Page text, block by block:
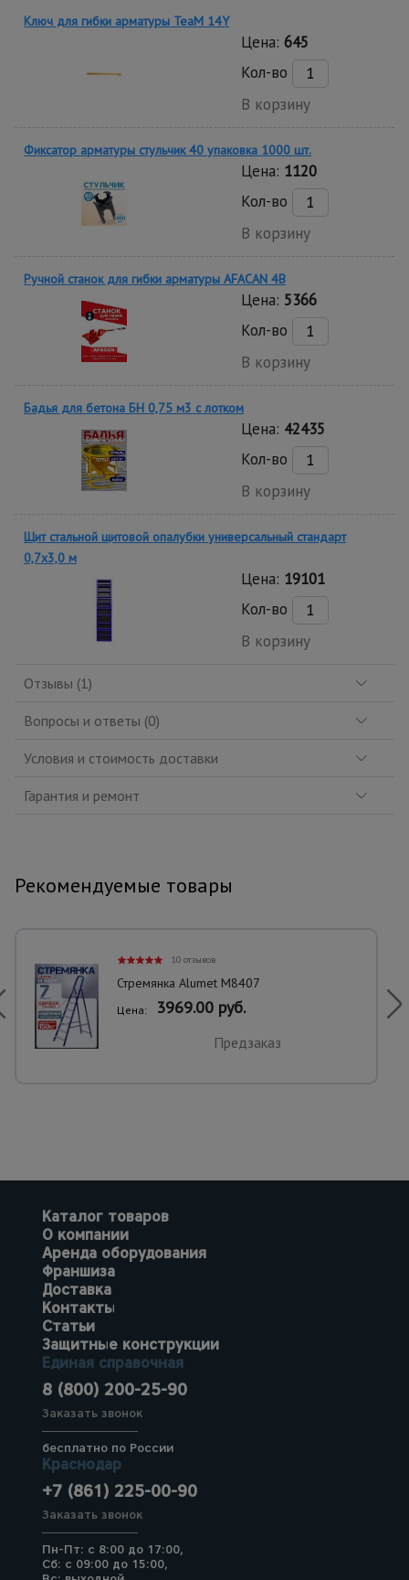
Ключ для гибки арматуры TeaM 14Y
Цена: 645
Кол-во
В корзину
Фиксатор арматуры стульчик 40 упаковка 1000 шт.
Цена: 1120
Кол-во
В корзину
Ручной станок для гибки арматуры AFACAN 4B
Цена: 5366
Кол-во
В корзину
Бадья для бетона БН 0,75 м3 с лотком
Цена: 42435
Кол-во
В корзину
Щит стальной щитовой опалубки универсальный стандарт
0,7x3,0 м
Цена: 19101
Кол-во
В корзину
Отзывы (1)
Вопросы и ответы (0)
Условия и стоимость доставки
Гарантия и ремонт
Рекомендуемые товары
10 отзывов
Стремянка Alumet M8407
Цена: 3969.00 руб.
Предзаказ
Каталог товаров
О компании
Аренда оборудования
Франшиза
Доставка
Контакты
Статьи
Защитные конструкции
Единая справочная
8 (800) 200-25-90
Заказать звонок
бесплатно по России
Краснодар
+7 (861) 225-00-90
Заказать звонок
Пн-Пт: с 8:00 до 17:00,
Сб: с 09:00 до 15:00,